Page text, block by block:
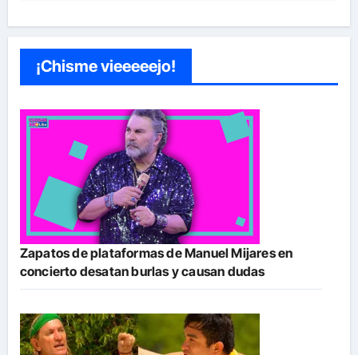
¡Chisme vieeeeejo!
Zapatos de plataformas de Manuel Mijares en
concierto desatan burlas y causan dudas